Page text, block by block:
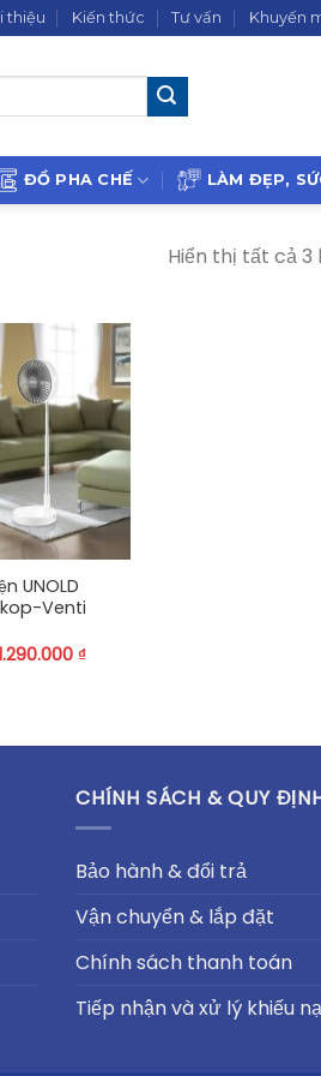
thiệu Kiến thức Tư vấn Khuyến
ĐỒ PHA CHẾ LÀM ĐẸP,
Hiển thị tất cả 3
UNOLD
Venti
₫
CHÍNH SÁCH & QUY
Bảo hành & đổi trả
Vận chuyển & lắp đặt
Chính sách thanh toán
Tiếp nhận và xử lý khiếu